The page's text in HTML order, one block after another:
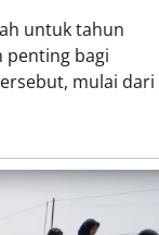
untuk tahun
penting bagi
mulai dari